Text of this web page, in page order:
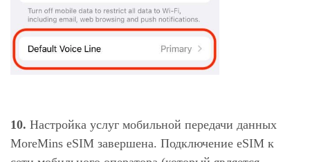
10. Настройка услуг мобильной передачи данных
MoreMins eSIM завершена. Подключение eSIM к